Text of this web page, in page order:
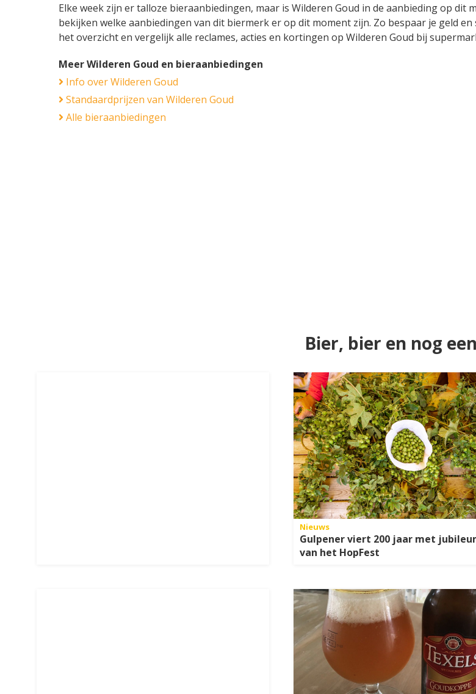
Elke week zijn er talloze bieraanbiedingen, maar is Wilderen Goud in de aanbieding op dit
bekijken welke aanbiedingen van dit biermerk er op dit moment zijn. Zo bespaar je geld
het overzicht en vergelijk alle reclames, acties en kortingen op Wilderen Goud bij
Meer Wilderen Goud en bieraanbiedingen
Info over Wilderen Goud
Standaardprijzen van Wilderen Goud
Alle bieraanbiedingen
Bier, bier en nog
Nieuws
Gulpener viert 200 jaar met
van het HopFest